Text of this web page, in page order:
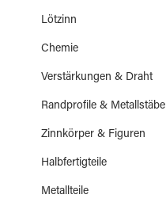
Lötzinn
Chemie
Verstärkungen & Draht
Randprofile & Metallstäbe
Zinnkörper & Figuren
Halbfertigteile
Metallteile